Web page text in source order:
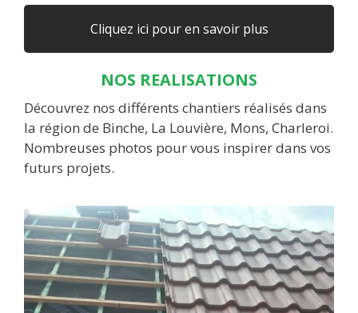
Cliquez ici pour en savoir plus
NOS REALISATIONS
Découvrez nos différents chantiers réalisés dans
la région de Binche, La Louvière, Mons, Charleroi.
Nombreuses photos pour vous inspirer dans vos
futurs projets.